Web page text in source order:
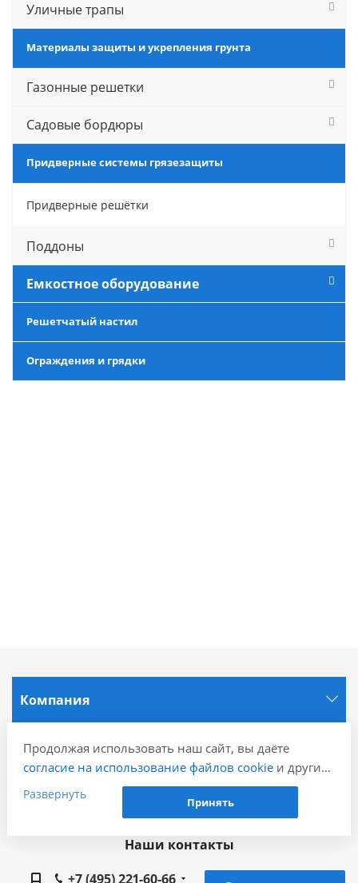
Уличные трапы
Материалы защиты и укрепления грунта
Газонные решетки
Садовые бордюры
Придверные системы грязезащиты
Придверные решётки
Поддоны
Емкостное оборудование
Решетчатый настил
Ограждения и грядки
Компания
Информация
Города
Наши контакты
+7 (495) 221-60-66
Продолжая использовать наш сайт, вы даёте
согласие на использование файлов cookieи других
пользовательских данных (включая IP-адрес,
сведения о местоположении, устройстве, действиях
проведения статистических исследований,
Развернуть
Принять